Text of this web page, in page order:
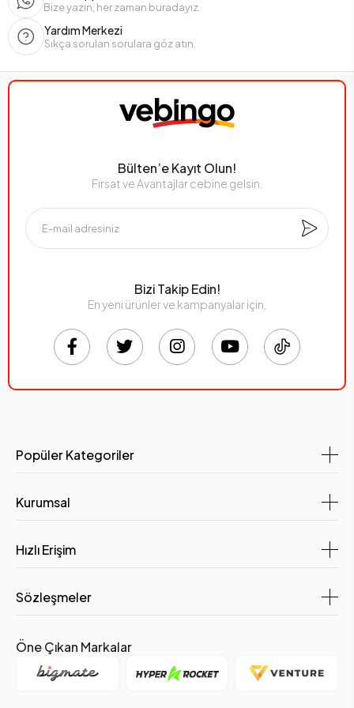
Bize yazın, her zaman buradayız.
Yardım Merkezi
Sıkça sorulan sorulara göz atın.
Bülten’e Kayıt Olun!
Fırsat ve Avantajlar cebine gelsin.
Bizi Takip Edin!
En yeni ürünler ve kampanyalar için,
Popüler Kategoriler
Kurumsal
Hızlı Erişim
Sözleşmeler
Öne Çıkan Markalar